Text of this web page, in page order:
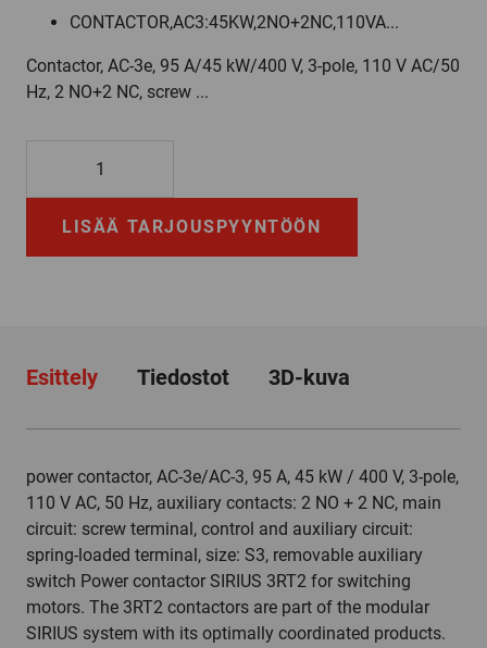
CONTACTOR,AC3:45KW,2NO+2NC,110VA...
Contactor, AC-3e, 95 A/45 kW/400 V, 3-pole, 110 V AC/50
Hz, 2 NO+2 NC, screw ...
määrä
LISÄÄ TARJOUSPYYNTÖÖN
Esittely Tiedostot 3D-kuva
power contactor, AC-3e/AC-3, 95 A, 45 kW / 400 V, 3-pole,
110 V AC, 50 Hz, auxiliary contacts: 2 NO + 2 NC, main
circuit: screw terminal, control and auxiliary circuit:
spring-loaded terminal, size: S3, removable auxiliary
switch Power contactor SIRIUS 3RT2 for switching
motors. The 3RT2 contactors are part of the modular
SIRIUS system with its optimally coordinated products.